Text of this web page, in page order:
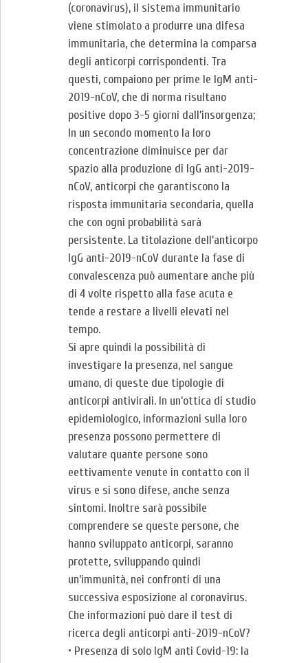
(coronavirus), il sistema immunitario
viene stimolato a produrre una difesa
immunitaria, che determina la comparsa
degli anticorpi corrispondenti. Tra
questi, compaiono per prime le IgM anti-
2019-nCoV, che di norma risultano
positive dopo 3-5 giorni dall’insorgenza;
In un secondo momento la loro
concentrazione diminuisce per dar
spazio alla produzione di IgG anti-2019-
nCoV, anticorpi che garantiscono la
risposta immunitaria secondaria, quella
che con ogni probabilità sarà
persistente. La titolazione dell’anticorpo
IgG anti-2019-nCoV durante la fase di
convalescenza può aumentare anche più
di 4 volte rispetto alla fase acuta e
tende a restare a livelli elevati nel
tempo.
Si apre quindi la possibilità di
investigare la presenza, nel sangue
umano, di queste due tipologie di
anticorpi antivirali. In un’ottica di studio
epidemiologico, informazioni sulla loro
presenza possono permettere di
valutare quante persone sono
eettivamente venute in contatto con il
virus e si sono difese, anche senza
sintomi. Inoltre sarà possibile
comprendere se queste persone, che
hanno sviluppato anticorpi, saranno
protette, sviluppando quindi
un’immunità, nei confronti di una
successiva esposizione al coronavirus.
Che informazioni può dare il test di
ricerca degli anticorpi anti-2019-nCoV?
• Presenza di solo IgM anti Covid-19: la